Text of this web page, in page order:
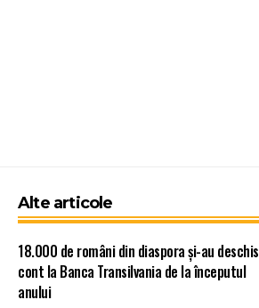
Alte articole
18.000 de români din diaspora și-au deschis
cont la Banca Transilvania de la începutul
anului